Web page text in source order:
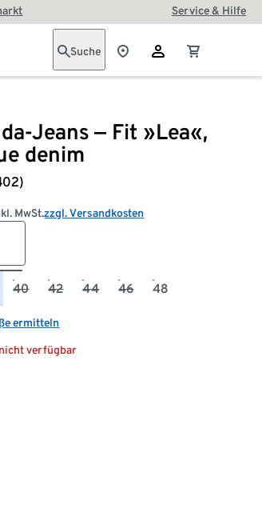
Service & Hilfe
Suche
Jeans ‒ Fit »Lea«,
denim
MwSt.zzgl. Versandkosten
40 42 44 46 48
ermitteln
verfügbar